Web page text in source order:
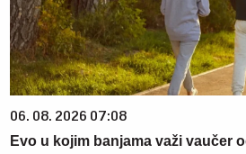
06. 08. 2026 07:08
Evo u kojim banjama važi vaučer